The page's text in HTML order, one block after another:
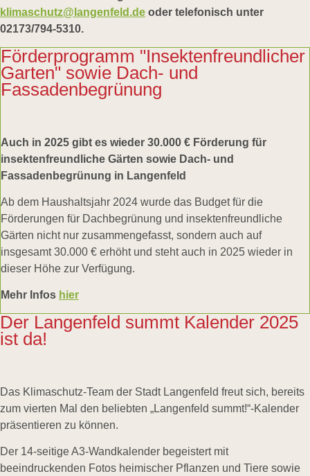
klimaschutz@langenfeld.de oder telefonisch unter
02173/794-5310.
Förderprogramm "Insektenfreundlicher
Garten" sowie Dach- und
Fassadenbegrünung
Auch in 2025 gibt es wieder 30.000 € Förderung für
insektenfreundliche Gärten sowie Dach- und
Fassadenbegrünung in Langenfeld
Ab dem Haushaltsjahr 2024 wurde das Budget für die
Förderungen für Dachbegrünung und insektenfreundliche
Gärten nicht nur zusammengefasst, sondern auch auf
insgesamt 30.000 € erhöht und steht auch in 2025 wieder in
dieser Höhe zur Verfügung.
Mehr Infos hier
Der Langenfeld summt Kalender 2025
ist da!
Das Klimaschutz-Team der Stadt Langenfeld freut sich, bereits
zum vierten Mal den beliebten „Langenfeld summt!“-Kalender
präsentieren zu können.
Der 14-seitige A3-Wandkalender begeistert mit
beeindruckenden Fotos heimischer Pflanzen und Tiere sowie